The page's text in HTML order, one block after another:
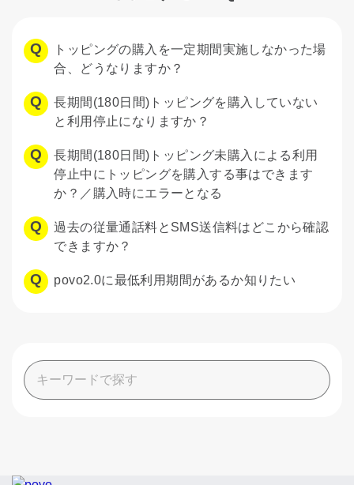
トッピングの購入を一定期間実施しなかった場
合、どうなりますか？
長期間(180日間)トッピングを購入していない
と利用停止になりますか？
長期間(180日間)トッピング未購入による利用
停止中にトッピングを購入する事はできます
か？／購入時にエラーとなる
過去の従量通話料とSMS送信料はどこから確認
できますか？
povo2.0に最低利用期間があるか知りたい